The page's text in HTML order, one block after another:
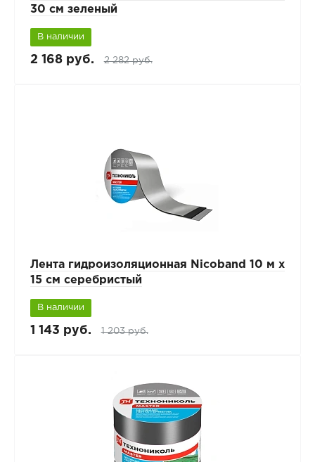
30 см зеленый
В наличии
2 168 руб. 2 282 руб.
Лента гидроизоляционная Nicoband 10 м х
15 см серебристый
В наличии
1 143 руб. 1 203 руб.